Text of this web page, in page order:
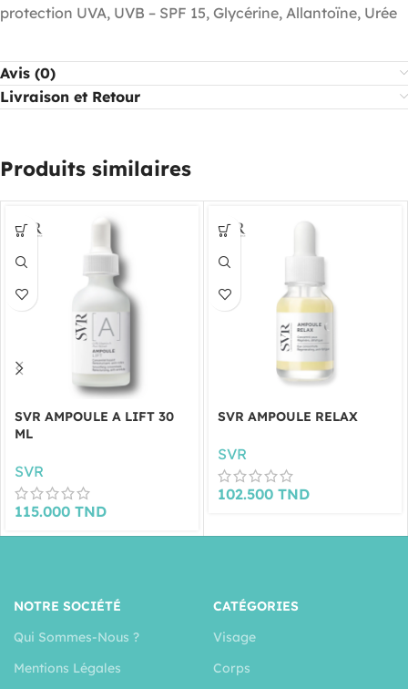
protection UVA, UVB – SPF 15, Glycérine, Allantoïne, Urée
Avis (0)
Livraison et Retour
Produits similaires
SVR AMPOULE A LIFT 30
ML
SVR
115.000 TND
SVR AMPOULE RELAX
SVR
102.500 TND
NOTRE SOCIÉTÉ
Qui Sommes-Nous ?
Mentions Légales
CATÉGORIES
Visage
Corps